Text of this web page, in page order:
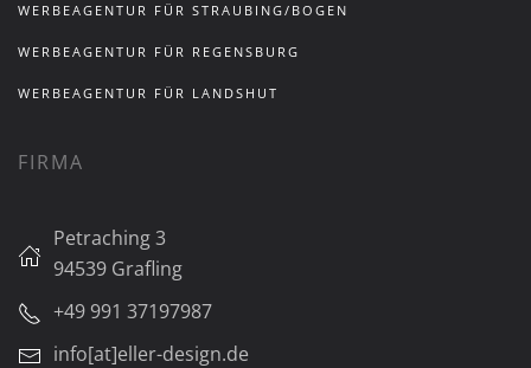
WERBEAGENTUR FÜR STRAUBING/BOGEN
WERBEAGENTUR FÜR REGENSBURG
WERBEAGENTUR FÜR LANDSHUT
FIRMA
Petraching 3
94539 Grafling
+49 991 37197987
info[at]eller-design.de